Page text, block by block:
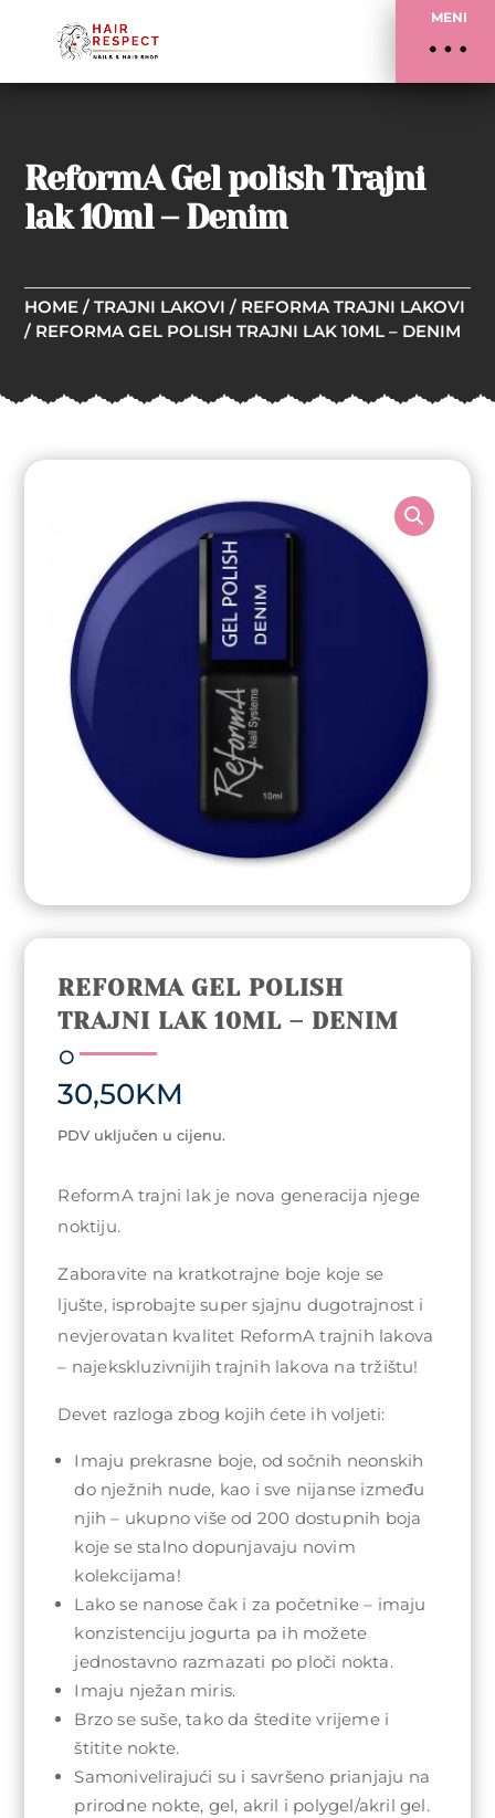
MENI
ReformA Gel polish Trajni
lak 10ml – Denim
HOME /TRAJNI LAKOVI / REFORMA TRAJNI LAKOVI
/ REFORMA GEL POLISH TRAJNI LAK 10ML – DENIM
REFORMA GEL POLISH
TRAJNI LAK 10ML – DENIM
30,50KM
PDV uključen u cijenu.
ReformA trajni lak je nova generacija njege
noktiju.
Zaboravite na kratkotrajne boje koje se
ljušte, isprobajte super sjajnu dugotrajnost i
nevjerovatan kvalitet ReformA trajnih lakova
– najekskluzivnijih trajnih lakova na tržištu!
Devet razloga zbog kojih ćete ih voljeti:
Imaju prekrasne boje, od sočnih neonskih
do nježnih nude, kao i sve nijanse između
njih – ukupno više od 200 dostupnih boja
koje se stalno dopunjavaju novim
kolekcijama!
Lako se nanose čak i za početnike – imaju
konzistenciju jogurta pa ih možete
jednostavno razmazati po ploči nokta.
Imaju nježan miris.
Brzo se suše, tako da štedite vrijeme i
štitite nokte.
Samonivelirajući su i savršeno prianjaju na
prirodne nokte, gel, akril i polygel/akril gel.